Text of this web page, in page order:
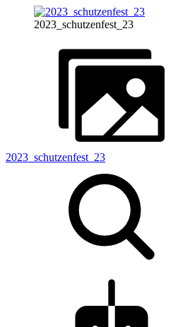
2023_schutzenfest_23
2023_schutzenfest_23